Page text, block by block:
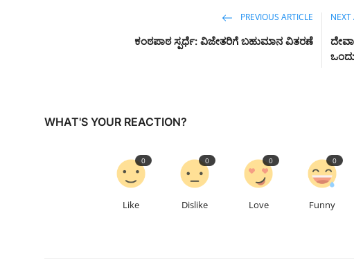
PREVIOUS ARTICLE
ಕಂಠಪಾಠ ಸ್ಪರ್ಧೆ: ವಿಜೇತರಿಗೆ ಬಹುಮಾನ ವಿತರಣೆ
NEXT
WHAT'S YOUR REACTION?
Like
0
Dislike
0
Love
0
Funny
0